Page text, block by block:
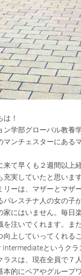
！
ン学部グローバル教養
マンチェスターにある
来て早くも２週間以上
充実していたと思います
リーは、マザーとマザ
パレスチナ人の女の子
家にはいません。毎日
を注いでくれます。ま
上していってくれる
Intermediateというク
ラスは、現在全員で７
本的にペアやグループ